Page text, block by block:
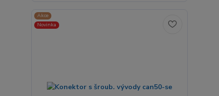
Akce
Novinka